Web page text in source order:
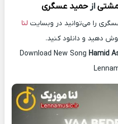
مشتیازحمید عسگری
را می‌توانید در وبسایتلنا
دهید و دانلود کنید.
Download New Song Hamid